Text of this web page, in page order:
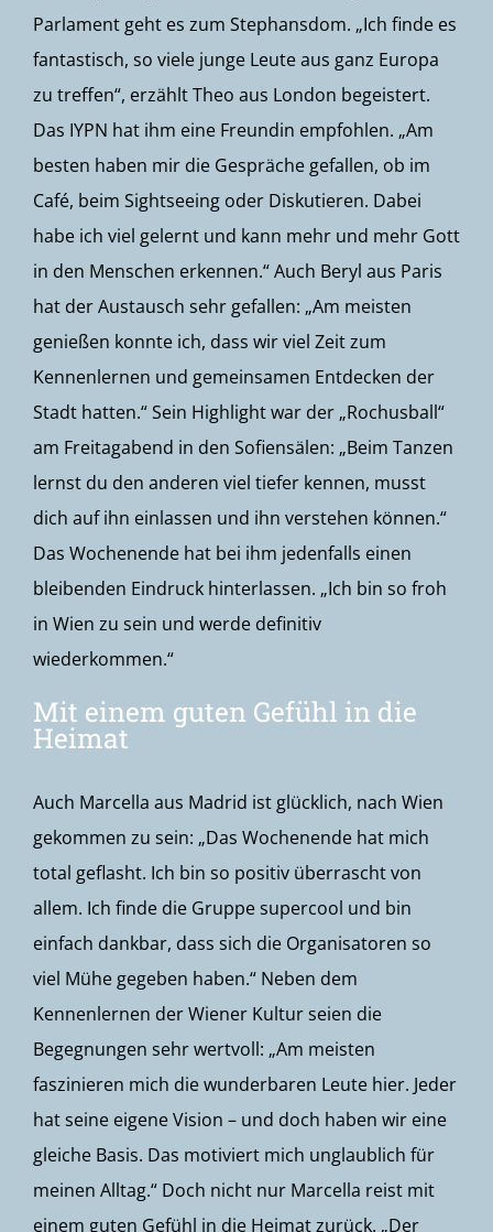
Parlament geht es zum Stephansdom. „Ich finde es
fantastisch, so viele junge Leute aus ganz Europa
zu treffen“, erzählt Theo aus London begeistert.
Das IYPN hat ihm eine Freundin empfohlen. „Am
besten haben mir die Gespräche gefallen, ob im
Café, beim Sightseeing oder Diskutieren. Dabei
habe ich viel gelernt und kann mehr und mehr Gott
in den Menschen erkennen.“ Auch Beryl aus Paris
hat der Austausch sehr gefallen: „Am meisten
genießen konnte ich, dass wir viel Zeit zum
Kennenlernen und gemeinsamen Entdecken der
Stadt hatten.“ Sein Highlight war der „Rochusball“
am Freitagabend in den Sofiensälen: „Beim Tanzen
lernst du den anderen viel tiefer kennen, musst
dich auf ihn einlassen und ihn verstehen können.“
Das Wochenende hat bei ihm jedenfalls einen
bleibenden Eindruck hinterlassen. „Ich bin so froh
in Wien zu sein und werde definitiv
wiederkommen.“
Mit einem guten Gefühl in die
Heimat
Auch Marcella aus Madrid ist glücklich, nach Wien
gekommen zu sein: „Das Wochenende hat mich
total geflasht. Ich bin so positiv überrascht von
allem. Ich finde die Gruppe supercool und bin
einfach dankbar, dass sich die Organisatoren so
viel Mühe gegeben haben.“ Neben dem
Kennenlernen der Wiener Kultur seien die
Begegnungen sehr wertvoll: „Am meisten
faszinieren mich die wunderbaren Leute hier. Jeder
hat seine eigene Vision – und doch haben wir eine
gleiche Basis. Das motiviert mich unglaublich für
meinen Alltag.“ Doch nicht nur Marcella reist mit
einem guten Gefühl in die Heimat zurück. „Der